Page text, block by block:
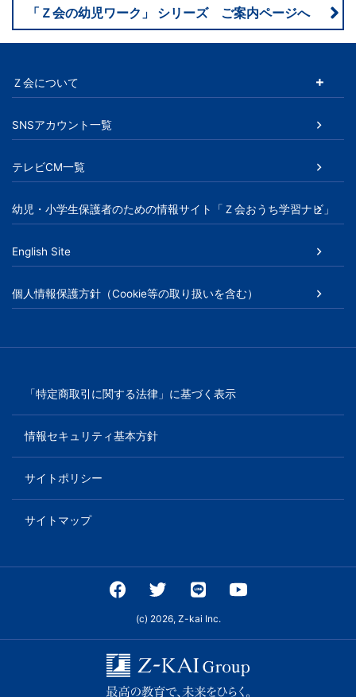
「Ｚ会の幼児ワーク」 シリーズ ご案内ページへ
Ｚ会について
SNSアカウント一覧
テレビCM一覧
幼児・小学生保護者のための情報サイト「Ｚ会おうち学習ナビ」
English Site
個人情報保護方針（Cookie等の取り扱いを含む）
「特定商取引に関する法律」に基づく表示
情報セキュリティ基本方針
サイトポリシー
サイトマップ
(c) 2026, Z-kai Inc.